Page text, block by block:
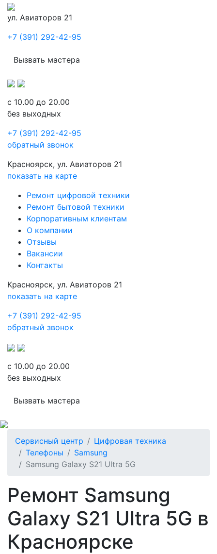
ул. Авиаторов 21
+7 (391) 292-42-95
Вызвать мастера
с 10.00 до 20.00
без выходных
+7 (391) 292-42-95
обратный звонок
Красноярск, ул. Авиаторов 21
показать на карте
Ремонт цифровой техники
Ремонт бытовой техники
Корпоративным клиентам
О компании
Отзывы
Вакансии
Контакты
Красноярск, ул. Авиаторов 21
показать на карте
+7 (391) 292-42-95
обратный звонок
с 10.00 до 20.00
без выходных
Вызвать мастера
Сервисный центр
Цифровая техника
Телефоны
Samsung
Samsung Galaxy S21 Ultra 5G
Ремонт Samsung
Galaxy S21 Ultra 5G в
Красноярске